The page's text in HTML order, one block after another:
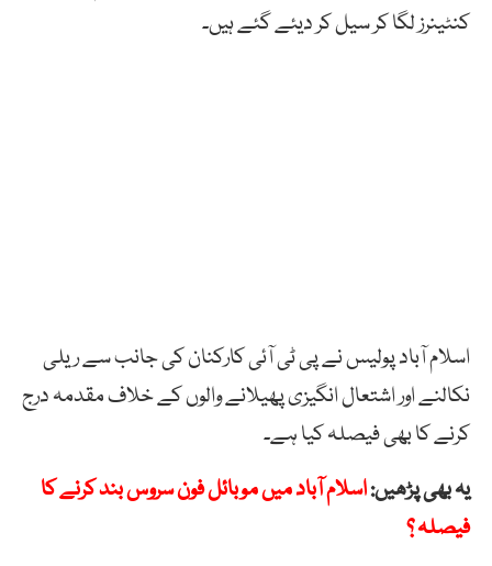
کنٹینرز لگا کر سیل کر دیئے گئے ہیں۔
اسلام آباد پولیس نے پی ٹی آئی کارکنان کی جانب سے ریلی
نکالنے اور اشتعال انگیزی پھیلانے والوں کے خلاف مقدمہ درج
کرنے کا بھی فیصلہ کیا ہے۔
یہ بھی پڑھیں:اسلام آباد میں موبائل فون سروس بند کرنے کا
فیصلہ ؟